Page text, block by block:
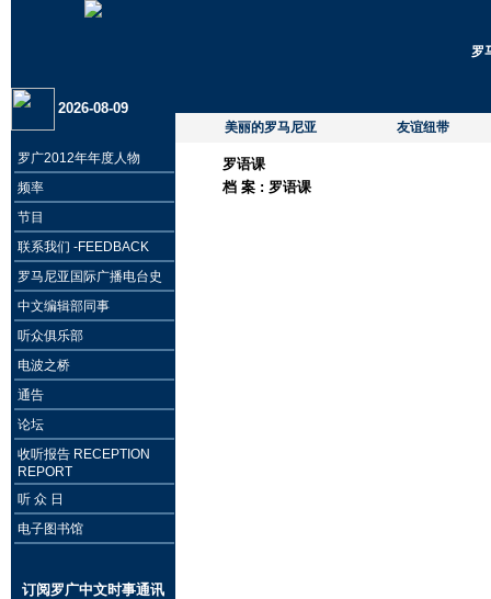
罗
2026-08-09
美丽的罗马尼亚
友谊纽带
罗广2012年年度人物
频率
节目
联系我们 -FEEDBACK
罗马尼亚国际广播电台史
中文编辑部同事
听众俱乐部
电波之桥
通告
论坛
收听报告 RECEPTION
REPORT
听 众 日
电子图书馆
订阅罗广中文时事通讯
罗语课
档 案 : 罗语课